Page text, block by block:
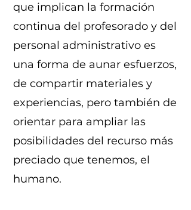
que implican la formación
continua del profesorado y del
personal administrativo es
una forma de aunar esfuerzos,
de compartir materiales y
experiencias, pero también de
orientar para ampliar las
posibilidades del recurso más
preciado que tenemos, el
humano.